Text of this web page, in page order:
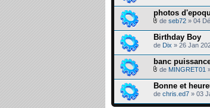
photos
de seb72 » 04
Birthday Boy
de Dix » 26 Jan
banc
de MINGRET01
Bonne et
de chris.ed7 » 03